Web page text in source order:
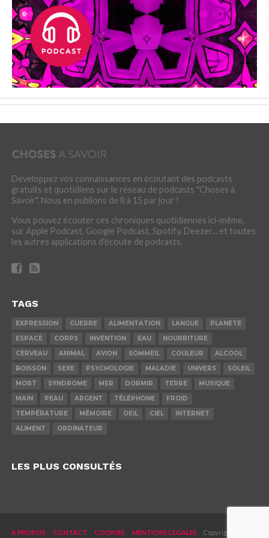
Développez vos connaissances en écoutant des podcasts
gratuits et quotidiens sur le réseau de podcasts "Choses à
Savoir". Nous en publions de 8 à 15 par jour !
Vous pouvez écouter ces chroniques quotidiennes ici-même,
sur Apple Podcast, Google Podcast, Spotify, Deezer... et toutes
les autres applications d'écoute de podcasts.
TAGS
EXPRESSION GUERRE ALIMENTATION LANGUE
PLANETE
ESPACE
CORPS INVENTION EAU
NOURRITURE
CERVEAU
ANIMAL AVION SOMMEIL COULEUR
ALCOOL
BOISSON
SEXE PSYCHOLOGIE MALADIE UNIVERS
SOLEIL
MORT
SYNDROME MER DORMIR TERRE
MUSIQUE
MAIN
PEAU ARGENT TÉLÉPHONE
FROID
TEMPÉRATURE
MÉMOIRE OEIL CIEL
INTERNET
ALIMENT
ORDINATEUR
LES PLUS CONSULTÉS
A PROPOS CONTACT COOKIES MENTIONS LEGALES Copyright © 2019